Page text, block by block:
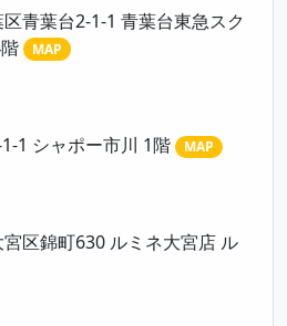
青葉台2-1-1 青葉台東急スク
MAP
1 シャポー市川 1階
MAP
区錦町630 ルミネ大宮店 ル